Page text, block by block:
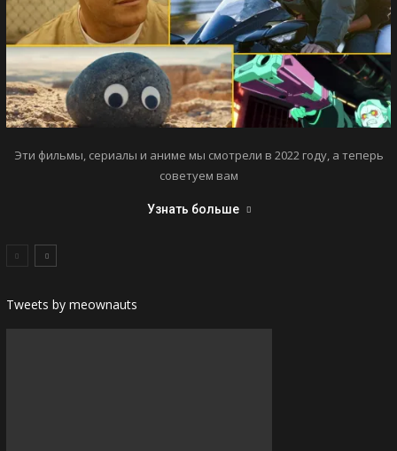
Эти фильмы, сериалы и аниме мы смотрели в 2022 году, а теперь
советуем вам
Узнать больше
Tweets by meownauts